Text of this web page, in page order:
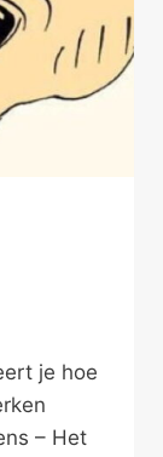
je hoe
– Het